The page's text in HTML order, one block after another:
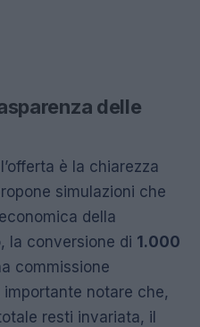
delle
è la chiarezza
simulazioni che
della
la conversione di 1.000
commissione
importante notare che,
resti invariata, il